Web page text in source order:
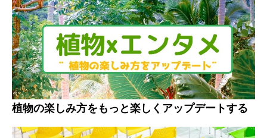
植物の楽しみ方をもっと楽しくアップデートする